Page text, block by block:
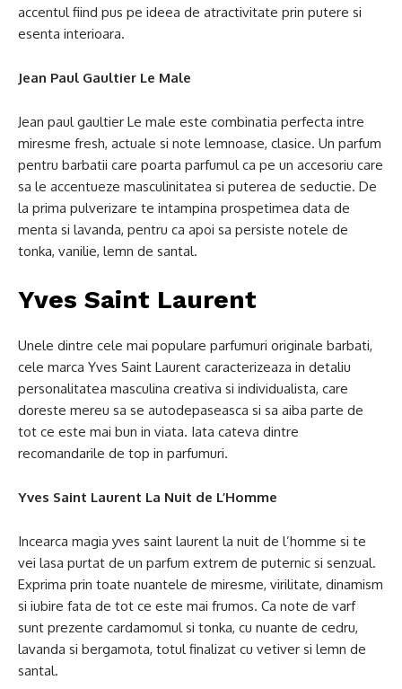
accentul fiind pus pe ideea de atractivitate prin putere si
esenta interioara.
Jean Paul Gaultier Le Male
Jean paul gaultier Le male este combinatia perfecta intre
miresme fresh, actuale si note lemnoase, clasice. Un parfum
pentru barbatii care poarta parfumul ca pe un accesoriu care
sa le accentueze masculinitatea si puterea de seductie. De
la prima pulverizare te intampina prospetimea data de
menta si lavanda, pentru ca apoi sa persiste notele de
tonka, vanilie, lemn de santal.
Yves Saint Laurent
Unele dintre cele mai populare parfumuri originale barbati,
cele marca Yves Saint Laurent caracterizeaza in detaliu
personalitatea masculina creativa si individualista, care
doreste mereu sa se autodepaseasca si sa aiba parte de
tot ce este mai bun in viata. Iata cateva dintre
recomandarile de top in parfumuri.
Yves Saint Laurent La Nuit de L’Homme
Incearca magia yves saint laurent la nuit de l’homme si te
vei lasa purtat de un parfum extrem de puternic si senzual.
Exprima prin toate nuantele de miresme, virilitate, dinamism
si iubire fata de tot ce este mai frumos. Ca note de varf
sunt prezente cardamomul si tonka, cu nuante de cedru,
lavanda si bergamota, totul finalizat cu vetiver si lemn de
santal.